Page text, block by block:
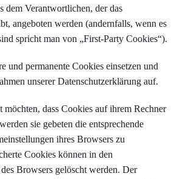
dem Verantwortlichen, der das
angeboten werden (andernfalls, wenn es
spricht man von „First-Party Cookies“).
und permanente Cookies einsetzen und
unserer Datenschutzerklärung auf.
dass Cookies auf ihrem Rechner
sie gebeten die entsprechende
ihres Browsers zu
Cookies können in den
Browsers gelöscht werden. Der